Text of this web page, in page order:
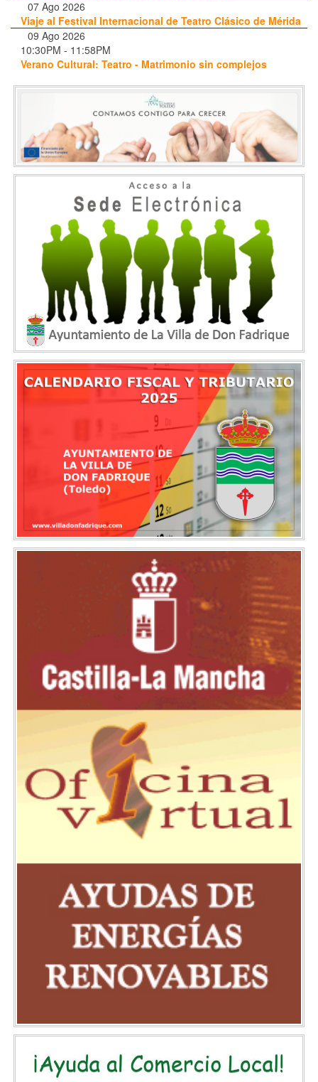
07 Ago 2026
Viaje al Festival Internacional de Teatro Clásico de Mérida
09 Ago 2026
10:30PM - 11:58PM
Verano Cultural: Teatro - Matrimonio sin complejos